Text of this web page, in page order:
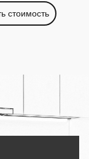
стоимость